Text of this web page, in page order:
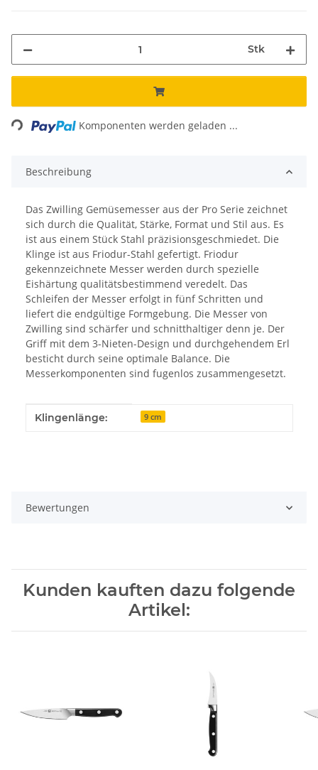
Stk
Komponenten werden geladen ...
Beschreibung
Das Zwilling Gemüsemesser aus der Pro Serie zeichnet
sich durch die Qualität, Stärke, Format und Stil aus. Es
ist aus einem Stück Stahl präzisionsgeschmiedet. Die
Klinge ist aus Friodur-Stahl gefertigt. Friodur
gekennzeichnete Messer werden durch spezielle
Eishärtung qualitätsbestimmend veredelt. Das
Schleifen der Messer erfolgt in fünf Schritten und
liefert die endgültige Formgebung. Die Messer von
Zwilling sind schärfer und schnitthaltiger denn je. Der
Griff mit dem 3-Nieten-Design und durchgehendem Erl
besticht durch seine optimale Balance. Die
Messerkomponenten sind fugenlos zusammengesetzt.
Produkteigenschaft
Wert
Klingenlänge: 9 cm
Bewertungen
Kunden kauften dazu folgende
Artikel: